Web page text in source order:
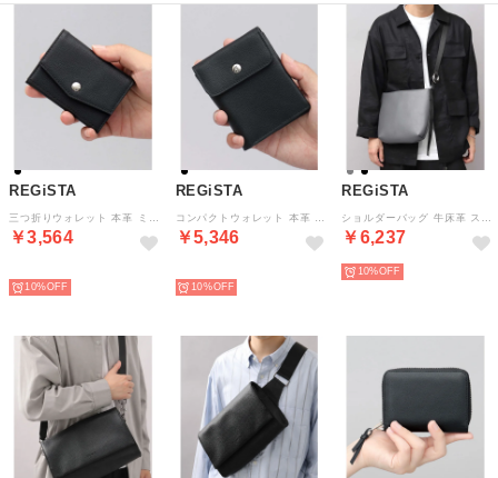
REGiSTA
￥3,564
10%
REGiSTA
￥5,346
10%
REGiSTA
￥6,237
10%